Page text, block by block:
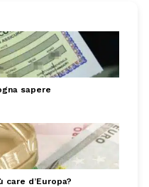
sapere
care d’Europa?